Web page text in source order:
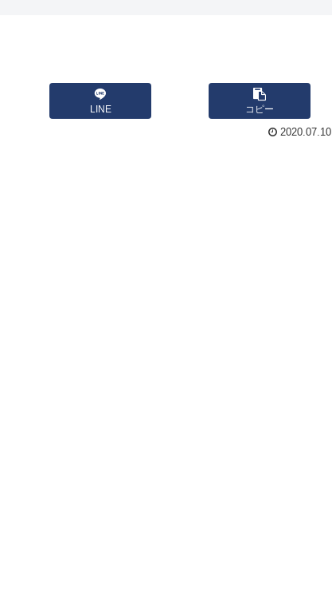
LINE コピー
2020.07.10